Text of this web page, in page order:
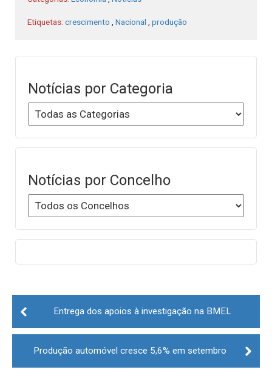
Etiquetas: crescimento Nacional produção
Notícias por Categoria
Notícias por Concelho
Post
navigationEntrega dos apoios à investigação na BMEL
Produção automóvel cresce 5,6% em setembro